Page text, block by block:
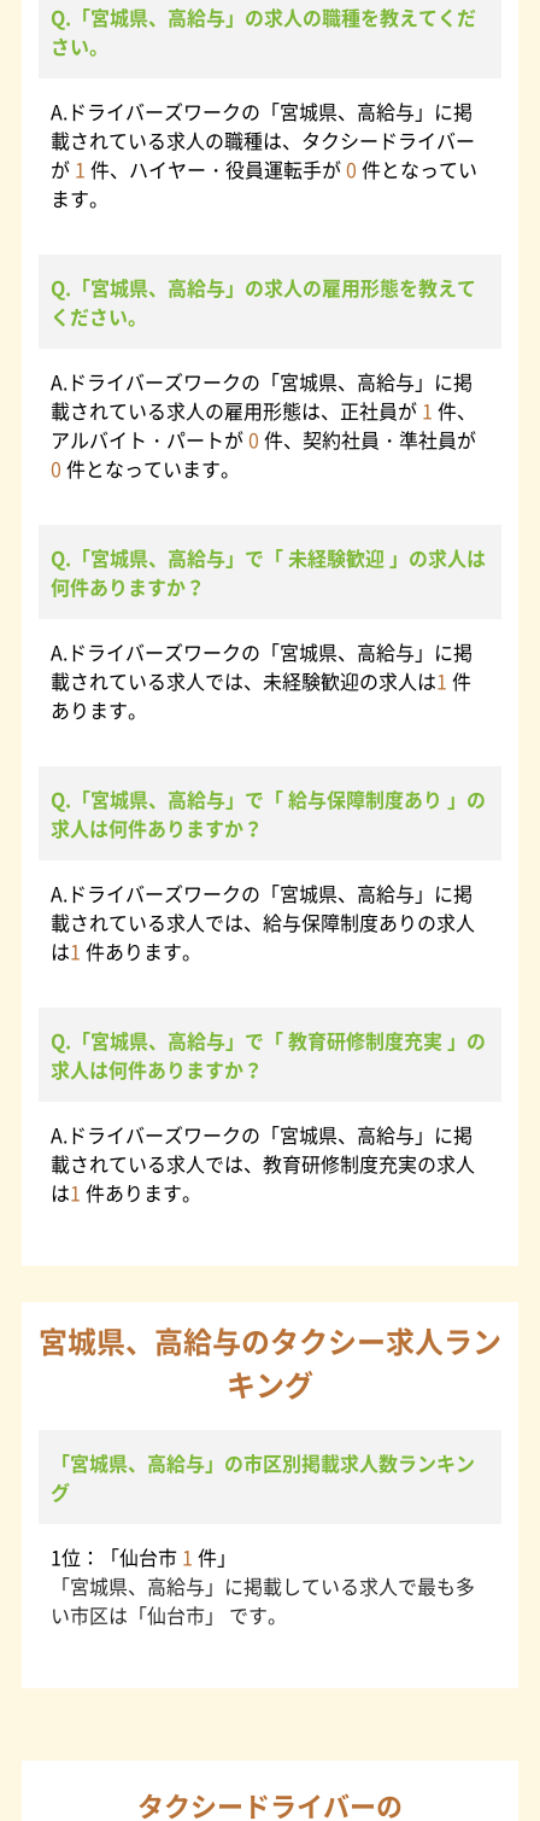
Q.「宮城県、高給与」の求人の職種を教えてくだ
さい。
A.ドライバーズワークの「宮城県、高給与」に掲
載されている求人の職種は、タクシードライバー
が 1 件、ハイヤー・役員運転手が0 件となってい
ます。
Q.「宮城県、高給与」の求人の雇用形態を教えて
ください。
A.ドライバーズワークの「宮城県、高給与」に掲
載されている求人の雇用形態は、正社員が 1 件、
アルバイト・パートが0 件、契約社員・準社員が
0 件となっています。
Q.「宮城県、高給与」で「 未経験歓迎 」の求人は
何件ありますか？
A.ドライバーズワークの「宮城県、高給与」に掲
載されている求人では、未経験歓迎の求人は1 件
あります。
Q.「宮城県、高給与」で「 給与保障制度あり 」の
求人は何件ありますか？
A.ドライバーズワークの「宮城県、高給与」に掲
載されている求人では、給与保障制度ありの求人
は1 件あります。
Q.「宮城県、高給与」で「 教育研修制度充実 」の
求人は何件ありますか？
A.ドライバーズワークの「宮城県、高給与」に掲
載されている求人では、教育研修制度充実の求人
は1 件あります。
宮城県、高給与のタクシー求人ラン
キング
「宮城県、高給与」の市区別掲載求人数ランキン
グ
1位：「仙台市 1 件」
「宮城県、高給与」に掲載している求人で最も多
い市区は「仙台市」 です。
タクシードライバーの